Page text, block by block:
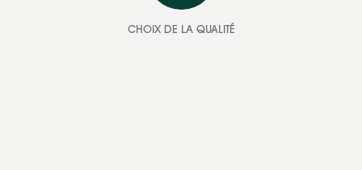
CHOIX DE LA QUALITÉ